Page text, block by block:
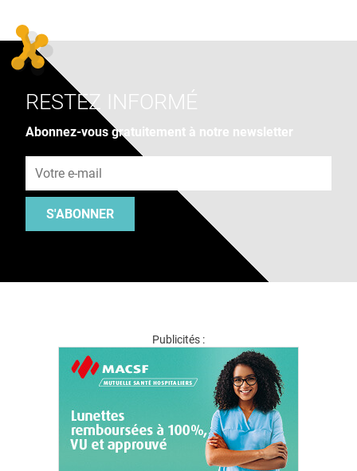
RESTEZ INFORMÉ
Abonnez-vous gratuitement à notre newsletter
S'ABONNER
Publicités :